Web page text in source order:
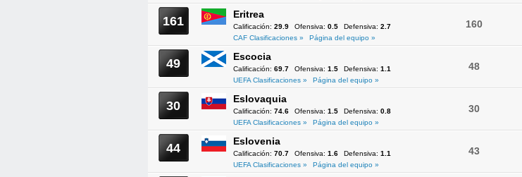
161 Eritrea
Calificación: 29.9 Ofensiva: 0.5 Defensiva: 2.7
CAF Clasificaciones »
Página del equipo »
160
49 Escocia
Calificación: 69.7 Ofensiva: 1.5 Defensiva: 1.1
UEFA Clasificaciones »
Página del equipo »
48
30 Eslovaquia
Calificación: 74.6 Ofensiva: 1.5 Defensiva: 0.8
UEFA Clasificaciones »
Página del equipo »
30
44 Eslovenia
Calificación: 70.7 Ofensiva: 1.6 Defensiva: 1.1
UEFA Clasificaciones »
Página del equipo »
43